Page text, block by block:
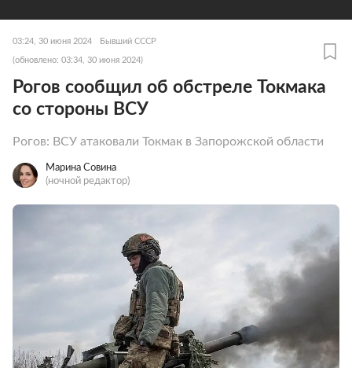
03:24, 30 июня 2024 Бывший СССР
(обновлено: 03:34, 30 июня 2024)
Рогов сообщил об обстреле Токмака
со стороны ВСУ
Рогов: ВСУ атаковали Токмак в Запорожской области
Марина Совина
(ночной редактор)